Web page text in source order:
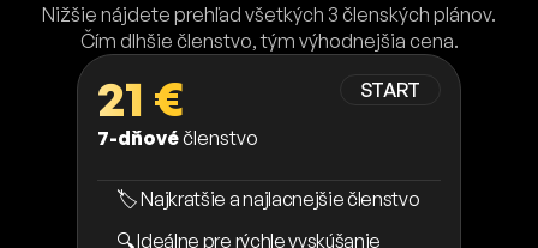
Nižšie nájdete prehľad všetkých 3 členských plánov.
Čím dlhšie členstvo, tým výhodnejšia cena.
START
21 €
7-dňovéčlenstvo
🏷️ Najkratšie a najlacnejšie členstvo
🔍 Ideálne pre rýchle vyskúšanie